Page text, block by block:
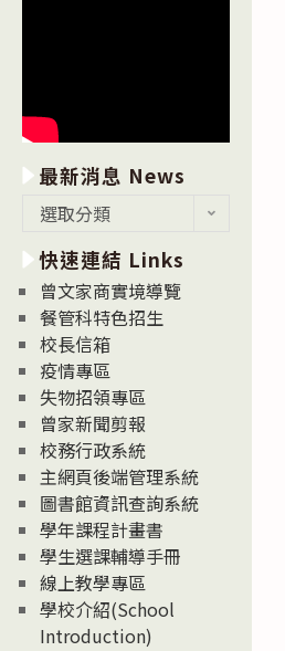
最新消息 News
消
息
News
選取分類
快速連結 Links
曾文家商實境導覽
餐管科特色招生
校長信箱
疫情專區
失物招領專區
曾家新聞剪報
校務行政系統
主網頁後端管理系統
圖書館資訊查詢系統
學年課程計畫書
學生選課輔導手冊
線上教學專區
學校介紹(School
Introduction)